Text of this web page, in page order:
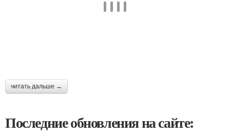
читать дальше →
Последние обновления на сайте: